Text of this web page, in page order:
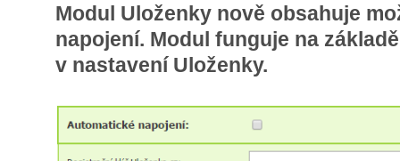
Modul Uloženky nově obsahuje
napojení. Modul funguje na
v nastavení Uloženky.